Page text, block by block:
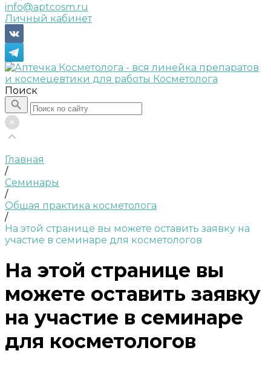
info@aptcosm.ru
Личный кабинет
Поиск
Главная
/
Семинары
/
Общая практика косметолога
/
На этой странице вы можете оставить заявку на
участие в семинаре для косметологов
На этой странице вы
можете оставить заявку
на участие в семинаре
для косметологов